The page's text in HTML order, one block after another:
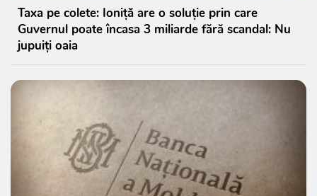
Taxa pe colete: Ioniță are o soluție prin care
Guvernul poate încasa 3 miliarde fără scandal: Nu
jupuiți oaia